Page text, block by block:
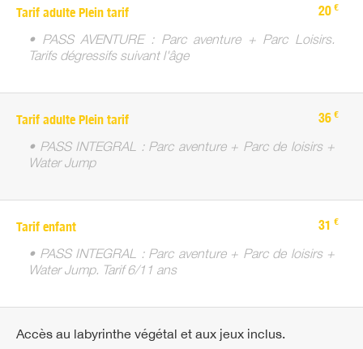
Tarif adulte Plein tarif 20 €
• PASS AVENTURE : Parc aventure + Parc Loisirs.
Tarifs dégressifs suivant l'âge
Tarif adulte Plein tarif 36 €
• PASS INTEGRAL : Parc aventure + Parc de loisirs +
Water Jump
Tarif enfant 31 €
• PASS INTEGRAL : Parc aventure + Parc de loisirs +
Water Jump. Tarif 6/11 ans
Accès au labyrinthe végétal et aux jeux inclus.